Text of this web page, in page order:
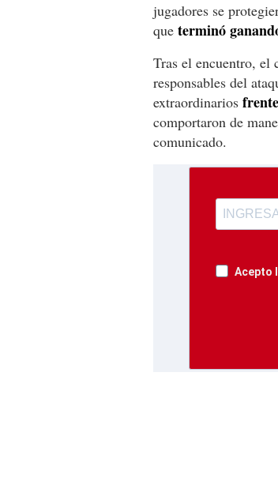
jugadores se
que terminó
Tras el encuentro, el
responsables del
extraordinarios
comportaron de
comunicado.
Acepto